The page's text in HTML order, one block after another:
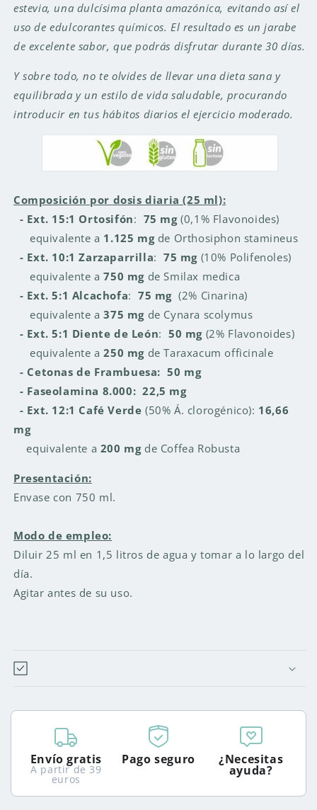
estevia, una dulcísima planta amazónica, evitando así el
uso de edulcorantes químicos. El resultado es un jarabe
de excelente sabor, que podrás disfrutar durante 30 días.
Y sobre todo, no te olvides de llevar una dieta sana y
equilibrada y un estilo de vida saludable, procurando
introducir en tus hábitos diarios el ejercicio moderado.
Composición por dosis diaria (25 ml):
- Ext. 15:1 Ortosifón: 75 mg(0,1% Flavonoides)
equivalente a 1.125 mg de Orthosiphon stamineus
- Ext. 10:1 Zarzaparrilla: 75 mg (10% Polifenoles)
equivalente a750 mg de Smilax medica
- Ext. 5:1 Alcachofa: 75 mg (2% Cinarina)
equivalente a 375 mg de Cynara scolymus
- Ext. 5:1 Diente de León: 50 mg (2% Flavonoides)
equivalente a 250 mg de Taraxacum officinale
- Cetonas de Frambuesa: 50 mg
- Faseolamina 8.000: 22,5 mg
- Ext. 12:1 Café Verde(50% Á. clorogénico): 16,66
mg
equivalente a 200 mg de Coffea Robusta
Presentación:
Envase con 750 ml.
Modo de empleo:
Diluir 25 ml en 1,5 litros de agua y tomar a lo largo del
día.
Agitar antes de su uso.
Envío gratis
A partir de 39
euros
Pago seguro ¿Necesitas
ayuda?